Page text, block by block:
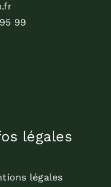
99
légales
légales